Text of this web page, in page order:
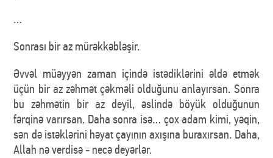
…
Sonrası bir az mürəkkəbləşir.
Əvvəl müəyyən zaman içində istədiklərini əldə etmək
üçün bir az zəhmət çəkməli olduğunu anlayırsan. Sonra
bu zəhmətin bir az deyil, əslində böyük olduğunun
fərqinə varırsan. Daha sonra isə… çox adam kimi, yəqin,
sən də istəklərini həyat çayının axışına buraxırsan. Daha,
Allah nə verdisə - necə deyərlər.